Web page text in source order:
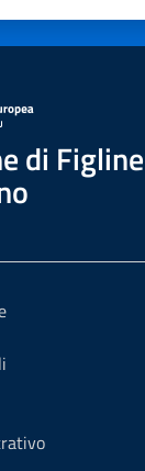
5 stelle su 5
4 stelle su 5
su 5
su 5
5
di